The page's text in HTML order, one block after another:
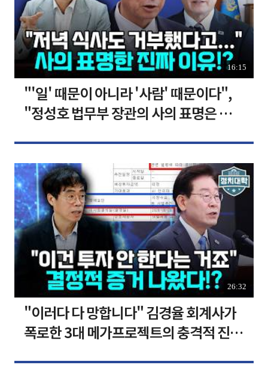
16:15
"'일' 때문이 아니라 '사람' 때문이다",
"정성호 법무부 장관의 사의 표명은 이재
26:32
"이러다 다 망합니다" 김경율 회계사가
폭로한 3대 메가프로젝트의 충격적 진실